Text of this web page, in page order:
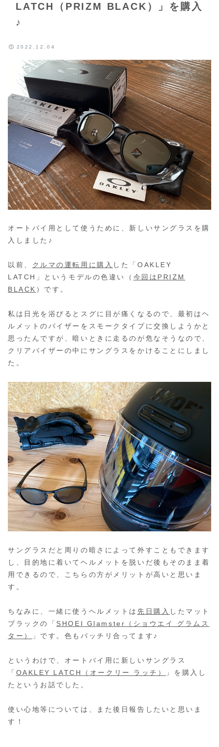
LATCH（PRIZM BLACK）」を購入
♪
2022.12.04
オートバイ用として使うために、新しいサングラスを購
入しました♪
以前、 クルマの運転用に購入 した「OAKLEY
LATCH」というモデルの色違い（ 今回はPRIZM
BLACK ）です。
私は日光を浴びるとスグに目が痛くなるので、最初はヘ
ルメットのバイザーをスモークタイプに交換しようかと
思ったんですが、暗いときに走るのが危なそうなので、
クリアバイザーの中にサングラスをかけることにしまし
た。
サングラスだと周りの暗さによって外すこともできます
し、目的地に着いてヘルメットを脱いだ後もそのまま着
用できるので、こちらの方がメリットが高いと思いま
す。
ちなみに、一緒に使うヘルメットは 先日購入 したマット
ブラックの「 SHOEI Glamster（ショウエイ グラムス
ター）
」です。色もバッチリ合ってます♪
というわけで、オートバイ用に新しいサングラス
「 OAKLEY LATCH（オークリー ラッチ）
」を購入し
たというお話でした。
使い心地等については、また後日報告したいと思いま
す！